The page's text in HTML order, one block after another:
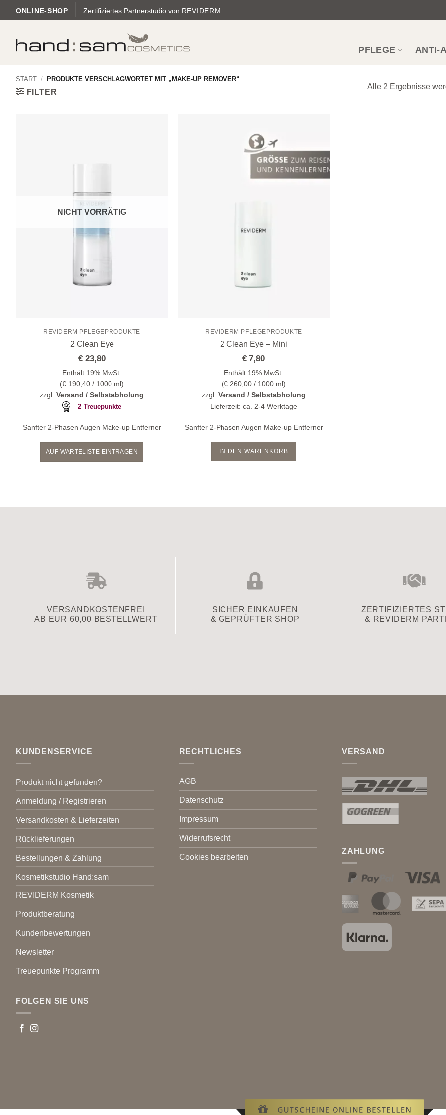
Inhalt
ONLINE-SHOP Zertifiziertes Partnerstudio von REVIDERM
PFLEGE ANTI-
START / PRODUKTE VERSCHLAGWORTET MIT „MAKE-UP REMOVER“
FILTER
Alle 2 Ergebnisse
NICHT VORRÄTIG
REVIDERM PFLEGEPRODUKTE
2 Clean Eye
€ 23,80
Enthält 19% MwSt.
(€ 190,40/ 1000 ml)
zzgl. Versand / Selbstabholung
2 Treuepunkte
Sanfter 2-Phasen Augen Make-up Entferner
AUF WARTELISTE EINTRAGEN
REVIDERM PFLEGEPRODUKTE
2 Clean Eye – Mini
€ 7,80
Enthält 19% MwSt.
(€ 260,00/ 1000 ml)
zzgl. Versand / Selbstabholung
Lieferzeit: ca. 2-4 Werktage
Sanfter 2-Phasen Augen Make-up Entferner
IN DEN WARENKORB
VERSAND­KOSTENFREI
AB EUR 60,00 BESTELLWERT
SICHER EINKAUFEN
& GEPRÜFTER SHOP
ZERTIFIZIERTES
& REVIDERM
KUNDENSERVICE
Produkt nicht gefunden?
Anmeldung / Registrieren
Versandkosten & Lieferzeiten
Rücklieferungen
Bestellungen & Zahlung
Kosmetikstudio Hand:sam
REVIDERM Kosmetik
Produktberatung
Kundenbewertungen
Newsletter
Treuepunkte Programm
FOLGEN SIE UNS
RECHTLICHES
AGB
Datenschutz
Impressum
Widerrufsrecht
Cookies bearbeiten
VERSAND
ZAHLUNG